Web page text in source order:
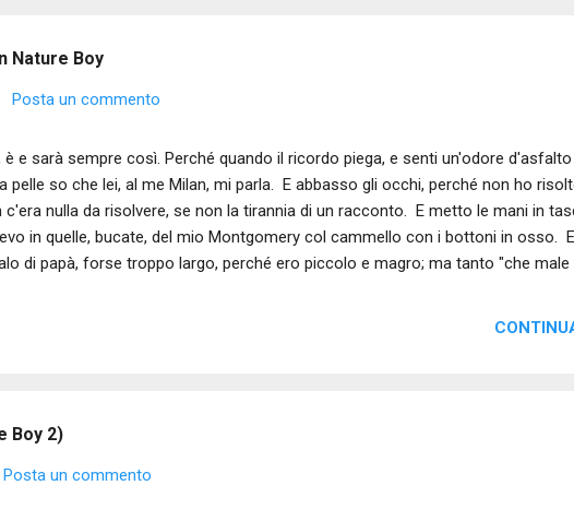
Nature Boy
Posta un commento
è e sarà sempre così. Perché quando il ricordo piega, e senti un'odore
pelle so che lei, al me Milan, mi parla. E abbasso gli occhi, perché non ho
c'era nulla da risolvere, se non la tirannia di un racconto. E metto le mani in
in quelle, bucate, del mio Montgomery col cammello con i bottoni in osso.
di papà, forse troppo largo, perché ero piccolo e magro; ma tanto "che
Boy 2)
Posta un commento